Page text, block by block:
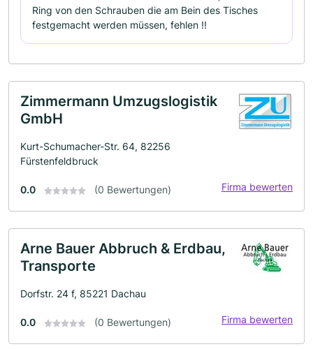
Ring von den Schrauben die am Bein des Tisches
festgemacht werden müssen, fehlen !!
Zimmermann Umzugslogistik
GmbH
Kurt-Schumacher-Str. 64, 82256
Fürstenfeldbruck
0.0 (0 Bewertungen) Firma bewerten
Arne Bauer Abbruch & Erdbau,
Transporte
Dorfstr. 24 f, 85221 Dachau
0.0 (0 Bewertungen) Firma bewerten